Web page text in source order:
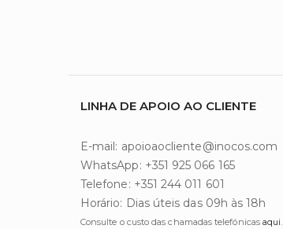
LINHA DE APOIO AO CLIENTE
E-mail: apoioaocliente@inocos.com
WhatsApp: +351 925 066 165
Telefone: +351 244 011 601
Horário: Dias úteis das 09h às 18h
Consulte o custo das chamadas telefónicas aqui.